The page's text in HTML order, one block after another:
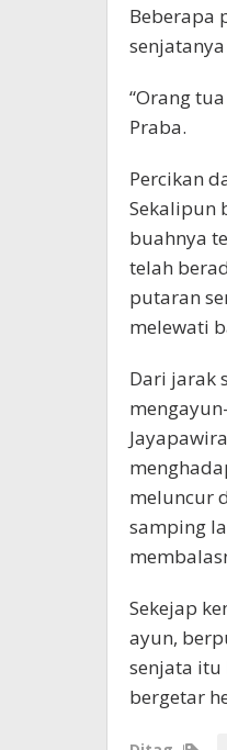
Beberapa
“Orang
Praba.
Percikan
Sekalipun
buahnya
telah
putaran
melewati
Dari jarak
meluncur
samping
Sekejap
ayun,
senjata itu
bergetar